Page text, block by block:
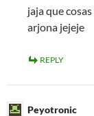
jaja que
arjona jejeje
REPLY
Peyotronic